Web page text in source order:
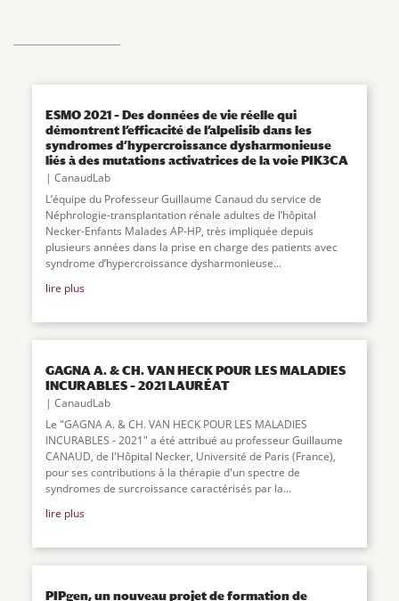
ESMO 2021 – Des données de vie réelle qui
démontrent l’efficacité de l’alpelisib dans les
syndromes d’hypercroissance dysharmonieuse
liés à des mutations activatrices de la voie PIK3CA
CanaudLab
L’équipe du Professeur Guillaume Canaud du service de
Néphrologie-transplantation rénale adultes de l’hôpital
Necker-Enfants Malades AP-HP, très impliquée depuis
plusieurs années dans la prise en charge des patients avec
syndrome d’hypercroissance dysharmonieuse...
lire plus
GAGNA A. & CH. VAN HECK POUR LES MALADIES
INCURABLES – 2021 LAURÉAT
CanaudLab
Le "GAGNA A. & CH. VAN HECK POUR LES MALADIES
INCURABLES - 2021" a été attribué au professeur Guillaume
CANAUD, de l'Hôpital Necker, Université de Paris (France),
pour ses contributions à la thérapie d'un spectre de
syndromes de surcroissance caractérisés par la...
lire plus
PIPgen, un nouveau projet de formation de